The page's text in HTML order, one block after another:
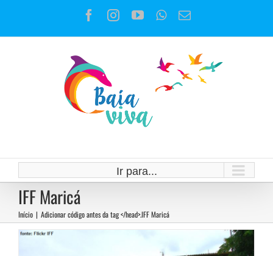
o
Facebook
Instagram
YouTubeWhatsApp
E-
Ir para...
IFF Maricá
Início | Adicionar código antes da tag </head>.IFF Maricá
Apoio do IFF Maricá à UniMAR